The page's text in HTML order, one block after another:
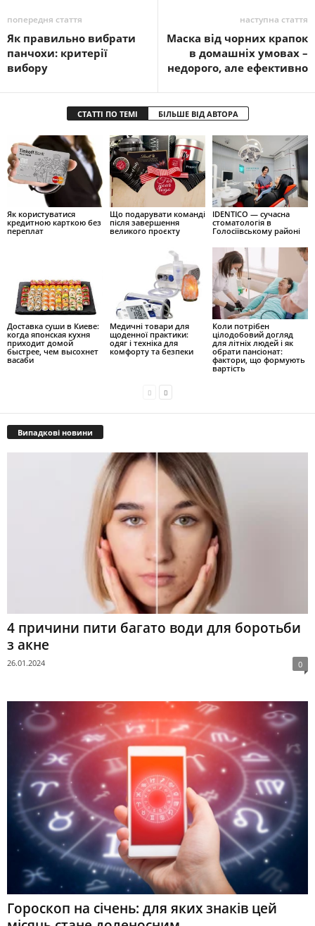
попередня стаття
Як правильно вибрати
панчохи: критерії
вибору
наступна стаття
Маска від чорних крапок
в домашніх умовах –
недорого, але ефективно
СТАТТІ ПО ТЕМІ БІЛЬШЕ ВІД АВТОРА
Як користуватися
кредитною карткою без
переплат
Що подарувати команді
після завершення
великого проєкту
IDENTICO — сучасна
стоматологія в
Голосіївському районі
Доставка суши в Киеве:
когда японская кухня
приходит домой
быстрее, чем высохнет
васаби
Медичні товари для
щоденної практики:
одяг і техніка для
комфорту та безпеки
Коли потрібен
цілодобовий догляд
для літніх людей і як
обрати пансіонат:
фактори, що формують
вартість
Випадкові новини
4 причини пити багато води для боротьби
з акне
26.01.2024 0
Гороскоп на січень: для яких знаків цей